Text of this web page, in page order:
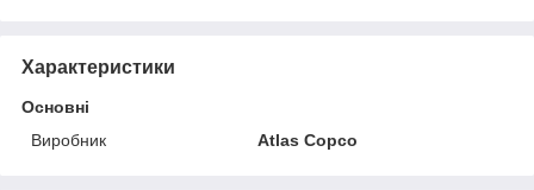
Характеристики
Основні
Виробник
Atlas Copco